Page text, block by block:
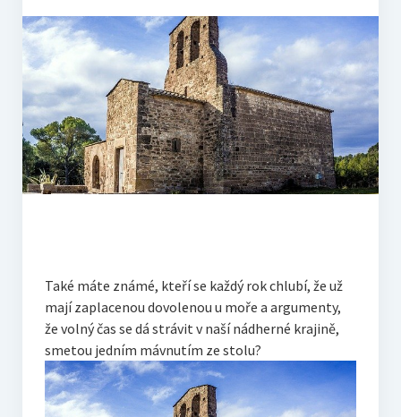
Také máte známé, kteří se každý rok chlubí, že už
mají zaplacenou dovolenou u moře a argumenty,
že volný čas se dá strávit v naší nádherné krajině,
smetou jedním mávnutím ze stolu?